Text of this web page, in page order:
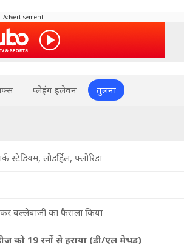
Advertisement
प्लेइंग इलेवन तुलना
स्टेडियम, लौडर्हिल, फ्लोरिडा
बल्लेबाजी का फैसला किया
को 19 रनों से हराया (डी/एल मेथड)